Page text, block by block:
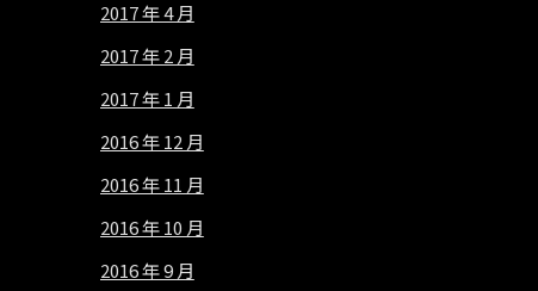
2017 年 4 月
2017 年 2 月
2017 年 1 月
2016 年 12 月
2016 年 11 月
2016 年 10 月
2016 年 9 月